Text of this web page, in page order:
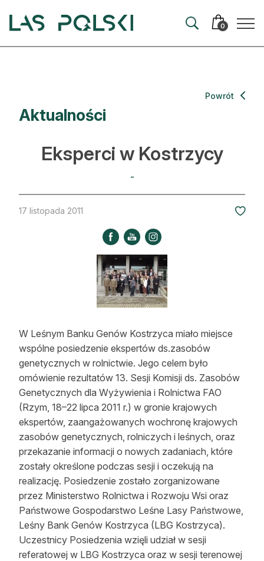
0
Artykuły
Hodowla lasu
Nowe technologie
Kultura i historia
Strefa eksperta
Dla drwala
Leśnik na zakupach
Z zagranicy
Edukacja
Lasy prywatne
O nas
100 lat „Lasu Polskiego”
Prenumerata
Reklama
Aktualności
Powrót
Eksperci w Kostrzycy
-
17 listopada 2011
W Leśnym Banku Genów Kostrzyca miało miejsce
wspólne posiedzenie ekspertów ds.zasobów
genetycznych w rolnictwie. Jego celem było
omówienie rezultatów 13. Sesji Komisji ds. Zasobów
Genetycznych dla Wyżywienia i Rolnictwa FAO
(Rzym, 18–22 lipca 2011 r.) w gronie krajowych
ekspertów, zaangażowanych wochronę krajowych
zasobów genetycznych, rolniczych i leśnych, oraz
przekazanie informacji o nowych zadaniach, które
zostały określone podczas sesji i oczekują na
realizację. Posiedzenie zostało zorganizowane
przez Ministerstwo Rolnictwa i Rozwoju Wsi oraz
Państwowe Gospodarstwo Leśne Lasy Państwowe,
Leśny Bank Genów Kostrzyca (LBG Kostrzyca).
Uczestnicy Posiedzenia wzięli udział w sesji
referatowej w LBG Kostrzyca oraz w sesji terenowej